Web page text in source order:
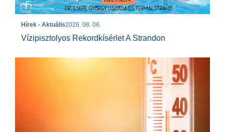
Hírek - Aktuális2026. 08. 06.
Vízipisztolyos Rekordkísérlet A Strandon